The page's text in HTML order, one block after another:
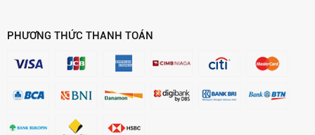
PHƯƠNG THỨC THANH TOÁN